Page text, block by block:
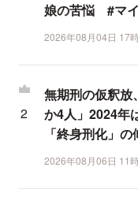
娘の苦悩 #マ
2026年08月04日 17
無期刑の仮釈放
か4人」2024年
「終身刑化」の
2026年08月06日 11